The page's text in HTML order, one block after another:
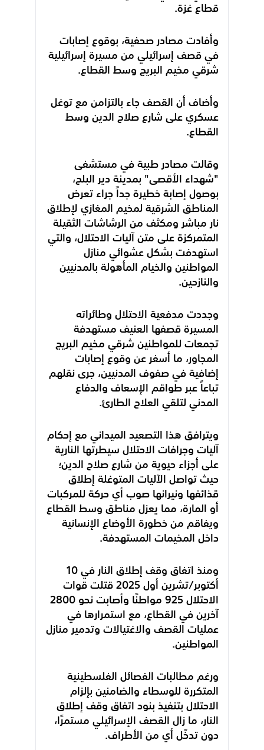
قطاع غزة.
وأفادت مصادر صحفية، بوقوع إصابات
في قصف إسرائيلي من مسيرة إسرائيلية
شرقي مخيم البريج وسط القطاع.
وأضاف أن القصف جاء بالتزامن مع توغل
عسكري على شارع صلاح الدين وسط
القطاع.
وقالت مصادر طبية في مستشفى
"شهداء الأقصى" بمدينة دير البلح،
بوصول إصابة خطيرة جداً جراء تعرض
المناطق الشرقية لمخيم المغازي لإطلاق
نار مباشر ومكثف من الرشاشات الثقيلة
المتمركزة على متن آليات الاحتلال، والتي
استهدفت بشكل عشوائي منازل
المواطنين والخيام المأهولة بالمدنيين
والنازحين.
وجددت مدفعية الاحتلال وطائراته
المسيرة قصفها العنيف مستهدفة
تجمعات للمواطنين شرقي مخيم البريج
المجاور، ما أسفر عن وقوع إصابات
إضافية في صفوف المدنيين، جرى نقلهم
تباعاً عبر طواقم الإسعاف والدفاع
المدني لتلقي العلاج الطارئ.
ويترافق هذا التصعيد الميداني مع إحكام
آليات وجرافات الاحتلال سيطرتها النارية
على أجزاء حيوية من شارع صلاح الدين؛
حيث تواصل الآليات المتوغلة إطلاق
قذائفها ونيرانها صوب أي حركة للمركبات
أو المارة، مما يعزل مناطق وسط القطاع
ويفاقم من خطورة الأوضاع الإنسانية
داخل المخيمات المستهدفة.
ومنذ اتفاق وقف إطلاق النار في 10
أكتوبر/تشرين أول 2025 قتلت قوات
الاحتلال 925 مواطنًا وأصابت نحو 2800
آخرين في القطاع، مع استمرارها في
عمليات القصف والاغتيالات وتدمير منازل
المواطنين.
ورغم مطالبات الفصائل الفلسطينية
المتكررة للوسطاء والضامنين بإلزام
الاحتلال بتنفيذ بنود اتفاق وقف إطلاق
النار، ما زال القصف الإسرائيلي مستمرًا،
دون تدخّل أي من الأطراف.